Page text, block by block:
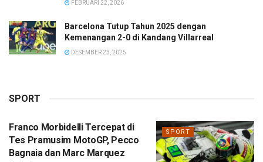
FEBRUARI 22, 2026
Barcelona Tutup Tahun 2025 dengan
Kemenangan 2-0 di Kandang Villarreal
DESEMBER 23, 2025
SPORT
SPORT
Franco Morbidelli Tercepat di
Tes Pramusim MotoGP, Pecco
Bagnaia dan Marc Marquez